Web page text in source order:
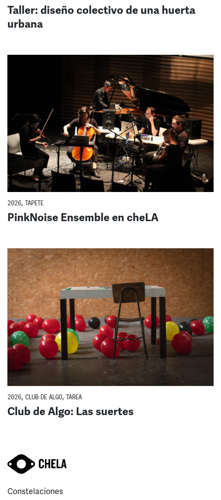
Taller: diseño colectivo de una huerta
urbana
2026, TAPETE
PinkNoise Ensemble en cheLA
2026, CLUB DE ALGO, TAREA
Club de Algo: Las suertes
Constelaciones